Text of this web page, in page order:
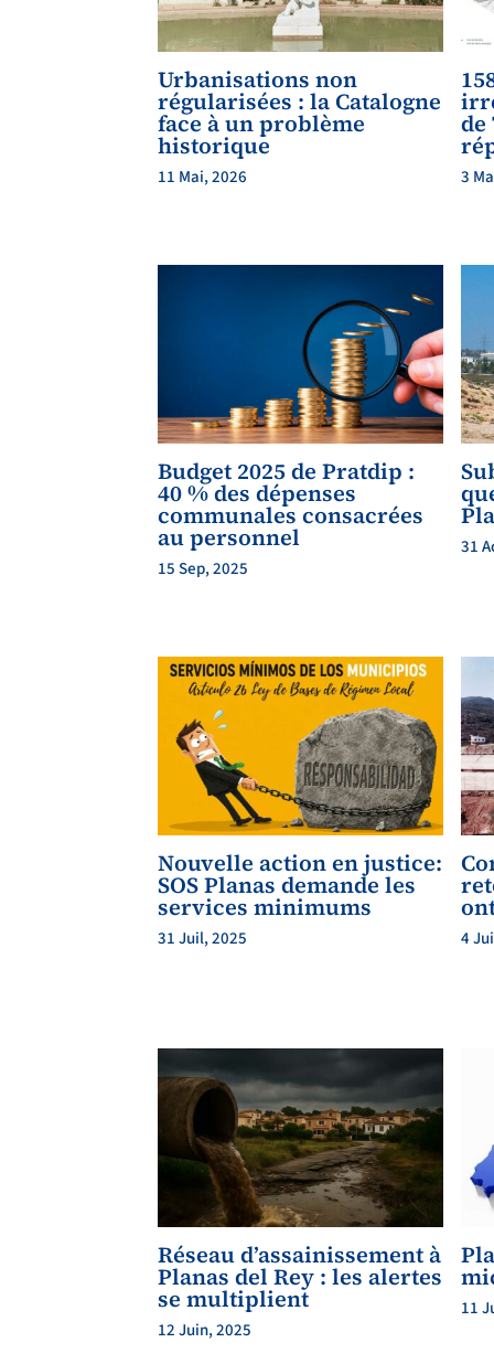
Urbanisations non
régularisées : la Catalogne
face à un problème
historique
11 Mai, 2026
Budget 2025 de Pratdip :
40 % des dépenses
communales consacrées
au personnel
15 Sep, 2025
Nouvelle action en justice:
SOS Planas demande les
services minimums
31 Juil, 2025
Réseau d’assainissement à
Planas del Rey : les alertes
se multiplient
12 Juin, 2025
de
3
31
4
11